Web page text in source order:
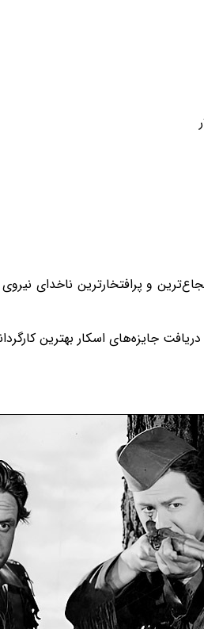
و پرافتخارترین ناخدای